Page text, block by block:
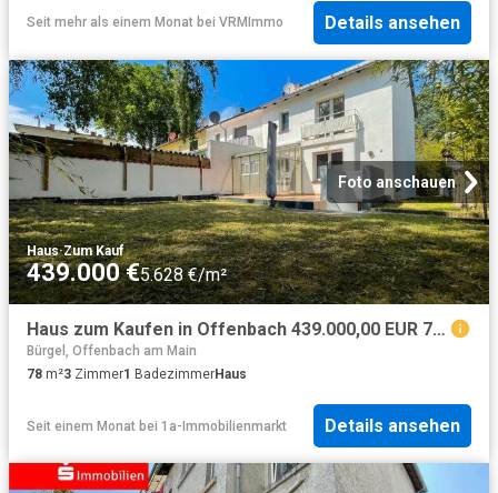
Seit mehr als einem Monat bei VRMImmo Details ansehen
Foto anschauen
Haus·Zum Kauf
439.000 €5.628 €/m²
Haus zum Kaufen in Offenbach 439.000,00 EUR 78.16 m²
Bürgel, Offenbach am Main
78 m²3 Zimmer1 BadezimmerHaus
Seit einem Monat bei 1a-Immobilienmarkt Details ansehen